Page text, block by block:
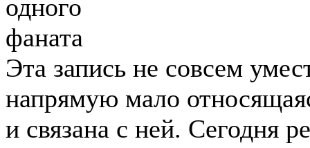
Эта запись не совсем
напрямую мало
и связана с ней. Сегодня